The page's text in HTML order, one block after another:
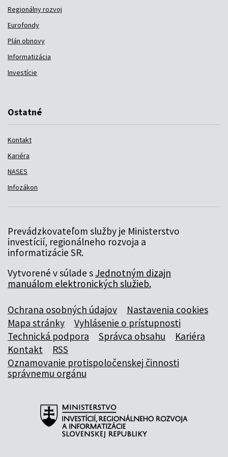
Regionálny rozvoj
Eurofondy
Plán obnovy
Informatizácia
Investície
Ostatné
Kontakt
Kariéra
NASES
Infozákon
Prevádzkovateľom služby je Ministerstvo
investícií, regionálneho rozvoja a
informatizácie SR.
Vytvorené v súlade s Jednotným dizajn
manuálom elektronických služieb.
Ochrana osobných údajov
Nastavenia cookies
Mapa stránky
Vyhlásenie o prístupnosti
Technická podpora
Správca obsahu
Kariéra
Kontakt
RSS
Oznamovanie protispoločenskej činnosti
správnemu orgánu